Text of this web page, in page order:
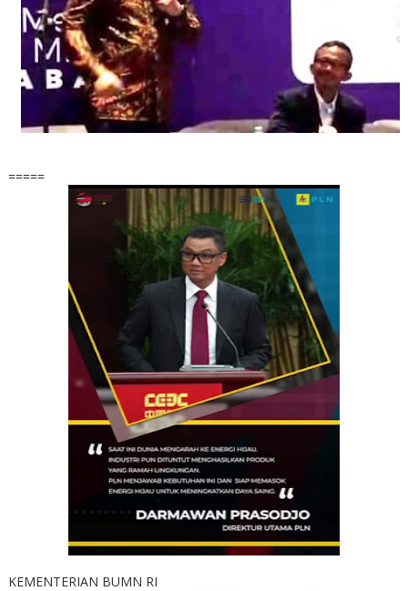
=====
KEMENTERIAN BUMN RI